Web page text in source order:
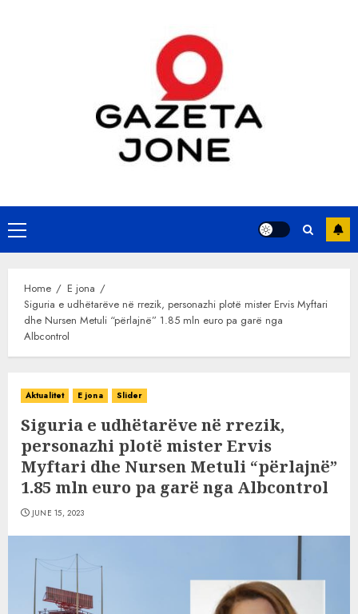
Primary
Menu
Home
E jona
Siguria e udhëtarëve në rrezik, personazhi plotë mister Ervis Myftari
dhe Nursen Metuli “përlajnë” 1.85 mln euro pa garë nga
Albcontrol
Aktualitet E jona Slider
Siguria e udhëtarëve në rrezik,
personazhi plotë mister Ervis
Myftari dhe Nursen Metuli “përlajnë”
1.85 mln euro pa garë nga Albcontrol
JUNE 15, 2023